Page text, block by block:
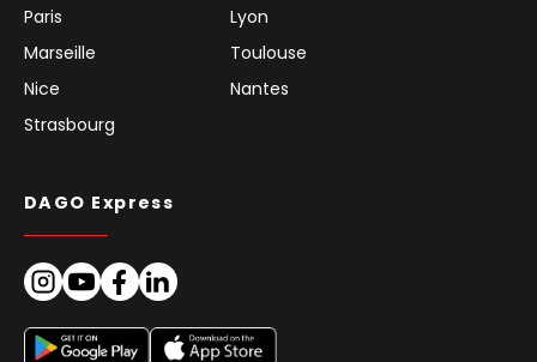
Paris
Lyon
Marseille
Toulouse
Nice
Nantes
Strasbourg
DAGO Express